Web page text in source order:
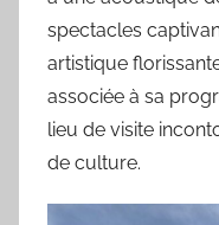
spectacles
artistique
associée à sa
lieu de visite
de culture.